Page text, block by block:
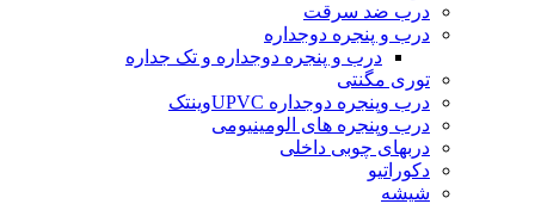
درب ضد سرقت
درب و پنجره دوجداره
درب و پنجره دوجداره و تک جداره
توری مگنتی
درب وپنجره دوجداره UPVCوینتک
درب وپنجره های الومینیومی
دربهای چوبی داخلی
دکوراتیو
شیشه